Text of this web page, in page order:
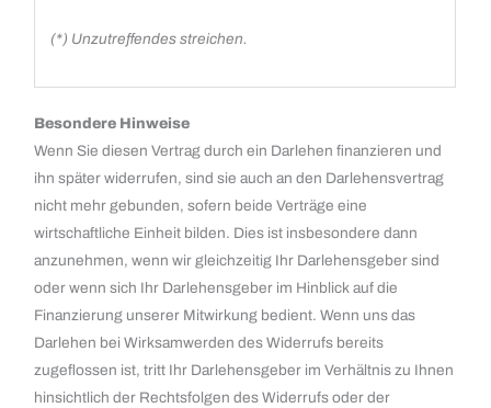
(*) Unzutreffendes streichen.
Besondere Hinweise
Wenn Sie diesen Vertrag durch ein Darlehen finanzieren und
ihn später widerrufen, sind sie auch an den Darlehensvertrag
nicht mehr gebunden, sofern beide Verträge eine
wirtschaftliche Einheit bilden. Dies ist insbesondere dann
anzunehmen, wenn wir gleichzeitig Ihr Darlehensgeber sind
oder wenn sich Ihr Darlehensgeber im Hinblick auf die
Finanzierung unserer Mitwirkung bedient. Wenn uns das
Darlehen bei Wirksamwerden des Widerrufs bereits
zugeflossen ist, tritt Ihr Darlehensgeber im Verhältnis zu Ihnen
hinsichtlich der Rechtsfolgen des Widerrufs oder der